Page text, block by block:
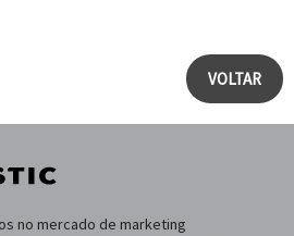
VOLTAR
no mercado de marketing